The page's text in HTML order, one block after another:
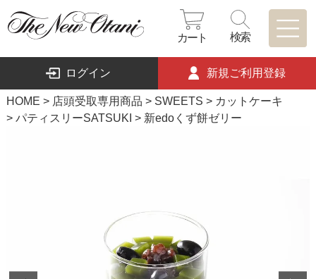
カート 検索
ログイン 新規ご利用登録
HOME 店頭受取専用商品 SWEETS
カットケーキ
パティスリーSATSUKI
新edoくず餅ゼリー